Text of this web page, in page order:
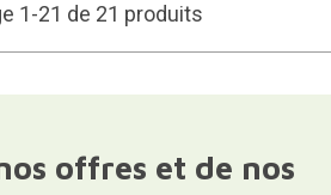
1-21 de 21 produits
offres et de nos